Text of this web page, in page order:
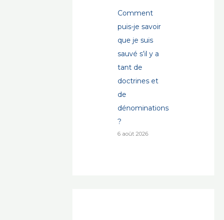
Comment
puis-je savoir
que je suis
sauvé s’il y a
tant de
doctrines et
de
dénominations
?
6 août 2026